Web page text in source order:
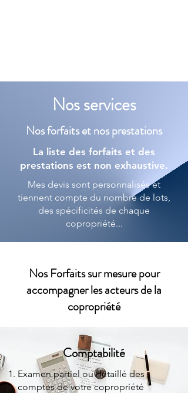
Nos services
Nos forfaits et nos prestations
La liste des forfaits et des
prestations est non exhaustive.
Mes devis sont personnalisés et
tiennent compte du nombre de lots,
des spécificités de chaque
copropriété...
Nos Forfaits sur mesure pour
accompagner les acteurs de la
copropriété
Comptabilité
Examen partiel ou détaillé des
comptes de votre copropriété